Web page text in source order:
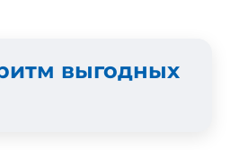
выгодных